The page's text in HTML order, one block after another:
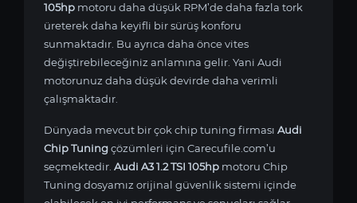
105hp motoru daha düşük RPM’de daha fazla tork
üreterek daha keyifli bir sürüş konforu
sunmaktadır. Bu ayrıca daha önce vites
değiştirebileceğiniz anlamına gelir. Yani Audi
motorunuz daha düşük devirde daha verimli
çalışmaktadır.
Dünyada mevcut bir çok chip tuning firması Audi
Chip Tuningçözümleri için Carecufile.com’u
seçmektedir. Audi A3 1.2 TSI 105hp motoru Chip
Tuning dosyamız orijinal güvenlik sistemi içinde